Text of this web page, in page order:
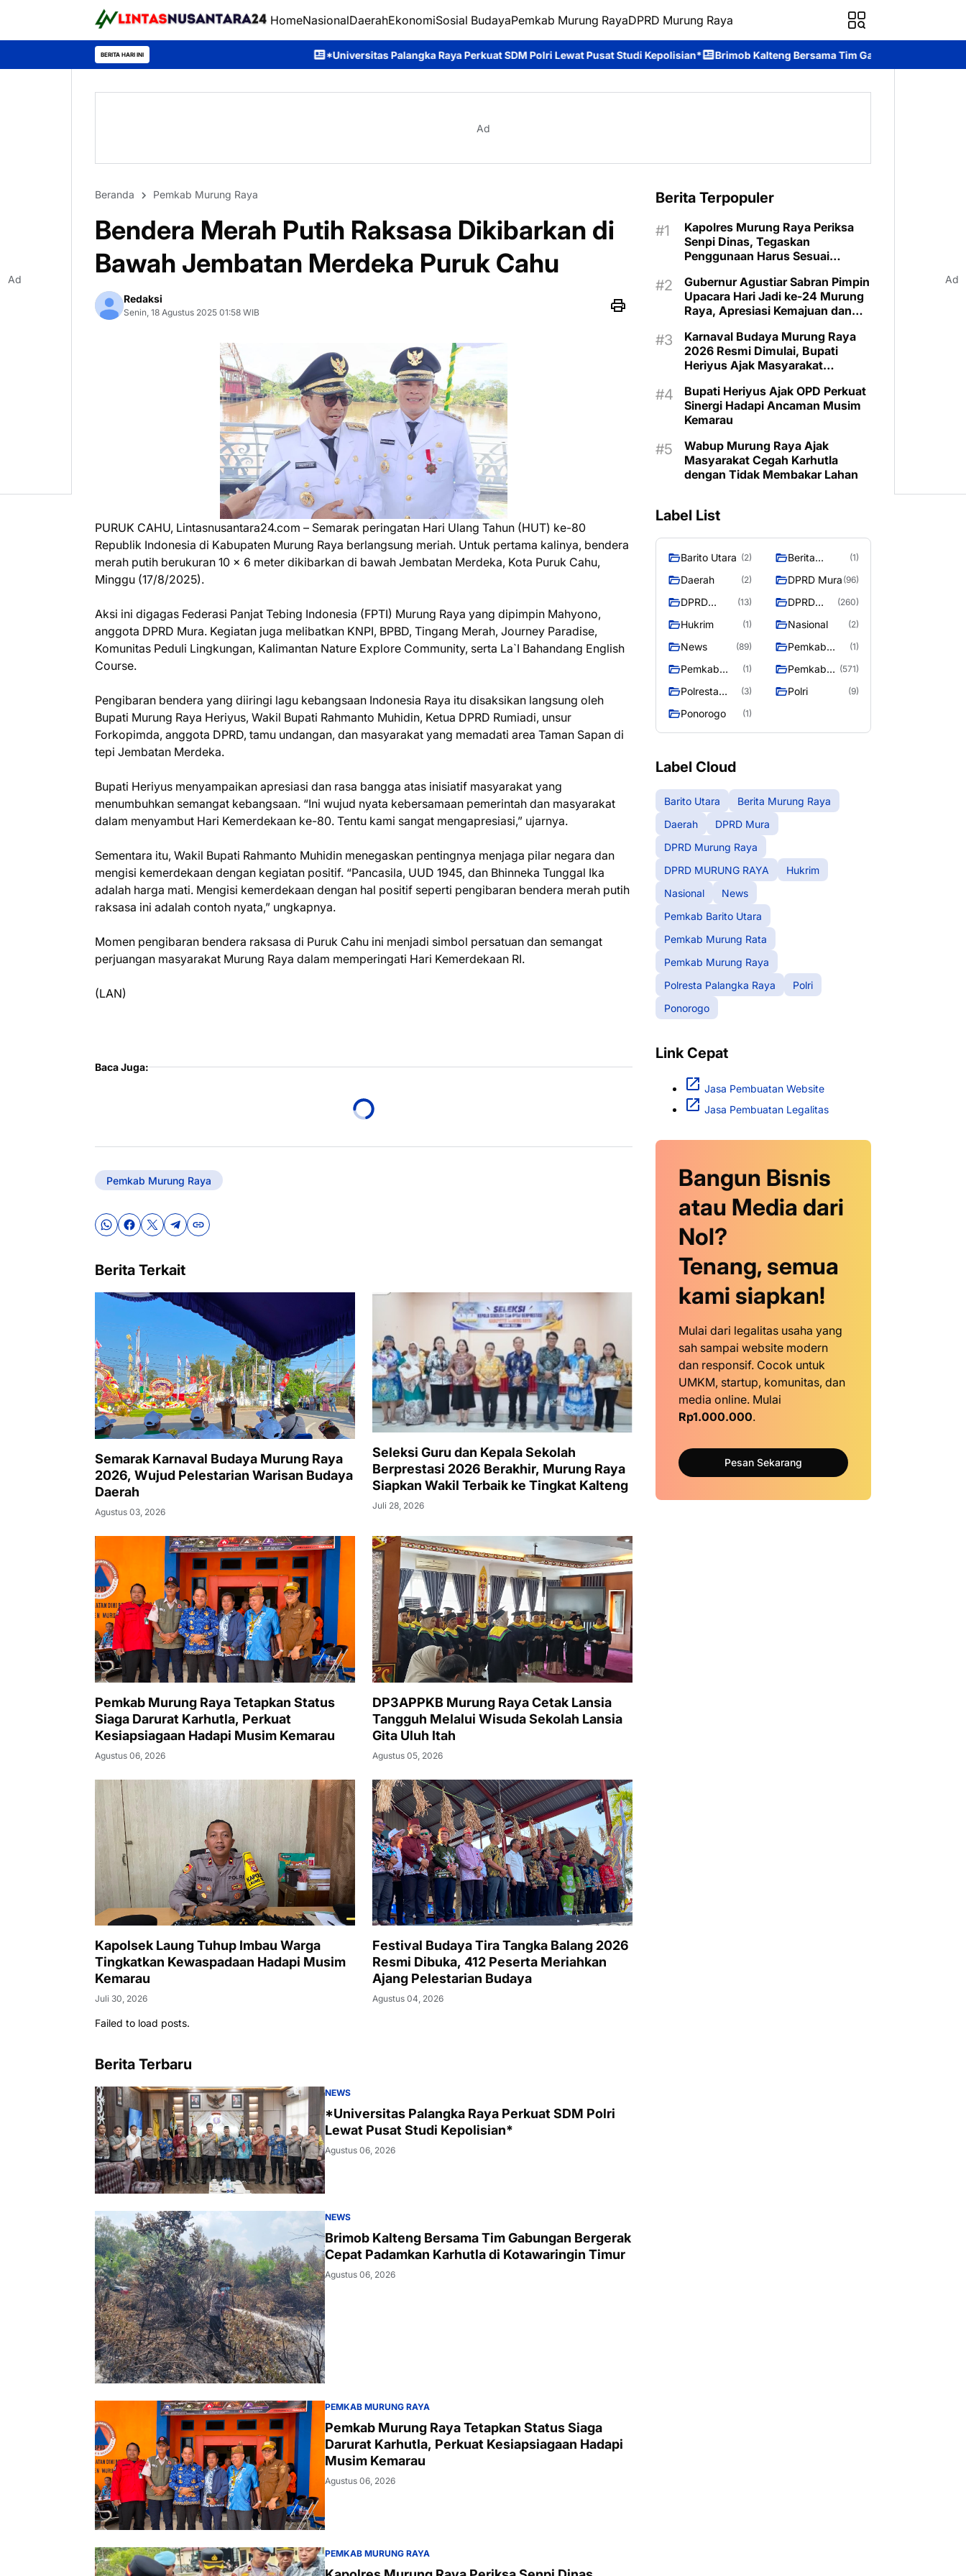
HomeNasionalDaerahEkonomiSosial BudayaPemkab Murung RayaDPRD Murung Raya
BERITA HARI INI *Universitas Palangka Raya Perkuat SDM Polri Lewat Pusat Studi Kepolisian* Brimob Kalteng Bersama Tim Gabungan Bergerak Cepat Padamkan
Ad
Beranda Pemkab Murung Raya
Bendera Merah Putih Raksasa Dikibarkan di
Bawah Jembatan Merdeka Puruk Cahu
Redaksi
Senin, 18 Agustus 2025 01:58 WIB
PURUK CAHU, Lintasnusantara24.com – Semarak peringatan Hari Ulang Tahun (HUT) ke-80
Republik Indonesia di Kabupaten Murung Raya berlangsung meriah. Untuk pertama kalinya, bendera
merah putih berukuran 10 x 6 meter dikibarkan di bawah Jembatan Merdeka, Kota Puruk Cahu,
Minggu (17/8/2025).
Aksi ini digagas Federasi Panjat Tebing Indonesia (FPTI) Murung Raya yang dipimpin Mahyono,
anggota DPRD Mura. Kegiatan juga melibatkan KNPI, BPBD, Tingang Merah, Journey Paradise,
Komunitas Peduli Lingkungan, Kalimantan Nature Explore Community, serta La`I Bahandang English
Course.
Pengibaran bendera yang diiringi lagu kebangsaan Indonesia Raya itu disaksikan langsung oleh
Bupati Murung Raya Heriyus, Wakil Bupati Rahmanto Muhidin, Ketua DPRD Rumiadi, unsur
Forkopimda, anggota DPRD, tamu undangan, dan masyarakat yang memadati area Taman Sapan di
tepi Jembatan Merdeka.
Bupati Heriyus menyampaikan apresiasi dan rasa bangga atas inisiatif masyarakat yang
menumbuhkan semangat kebangsaan. “Ini wujud nyata kebersamaan pemerintah dan masyarakat
dalam menyambut Hari Kemerdekaan ke-80. Tentu kami sangat mengapresiasi,” ujarnya.
Sementara itu, Wakil Bupati Rahmanto Muhidin menegaskan pentingnya menjaga pilar negara dan
mengisi kemerdekaan dengan kegiatan positif. “Pancasila, UUD 1945, dan Bhinneka Tunggal Ika
adalah harga mati. Mengisi kemerdekaan dengan hal positif seperti pengibaran bendera merah putih
raksasa ini adalah contoh nyata,” ungkapnya.
Momen pengibaran bendera raksasa di Puruk Cahu ini menjadi simbol persatuan dan semangat
perjuangan masyarakat Murung Raya dalam memperingati Hari Kemerdekaan RI.
(LAN)
Baca Juga:
Pemkab Murung Raya
Berita Terkait
Semarak Karnaval Budaya Murung Raya
2026, Wujud Pelestarian Warisan Budaya
Daerah
Agustus 03, 2026
Seleksi Guru dan Kepala Sekolah
Berprestasi 2026 Berakhir, Murung Raya
Siapkan Wakil Terbaik ke Tingkat Kalteng
Juli 28, 2026
Pemkab Murung Raya Tetapkan Status
Siaga Darurat Karhutla, Perkuat
Kesiapsiagaan Hadapi Musim Kemarau
Agustus 06, 2026
DP3APPKB Murung Raya Cetak Lansia
Tangguh Melalui Wisuda Sekolah Lansia
Gita Uluh Itah
Agustus 05, 2026
Kapolsek Laung Tuhup Imbau Warga
Tingkatkan Kewaspadaan Hadapi Musim
Kemarau
Juli 30, 2026
Festival Budaya Tira Tangka Balang 2026
Resmi Dibuka, 412 Peserta Meriahkan
Ajang Pelestarian Budaya
Agustus 04, 2026
Failed to load posts.
Berita Terbaru
NEWS
*Universitas Palangka Raya Perkuat SDM Polri
Lewat Pusat Studi Kepolisian*
Agustus 06, 2026
NEWS
Brimob Kalteng Bersama Tim Gabungan Bergerak
Cepat Padamkan Karhutla di Kotawaringin Timur
Agustus 06, 2026
PEMKAB MURUNG RAYA
Pemkab Murung Raya Tetapkan Status Siaga
Darurat Karhutla, Perkuat Kesiapsiagaan Hadapi
Musim Kemarau
Agustus 06, 2026
PEMKAB MURUNG RAYA
Berita Terpopuler
Kapolres Murung Raya Periksa
Senpi Dinas, Tegaskan
Penggunaan Harus Sesuai
Gubernur Agustiar Sabran Pimpin
Upacara Hari Jadi ke-24 Murung
Raya, Apresiasi Kemajuan dan
Karnaval Budaya Murung Raya
2026 Resmi Dimulai, Bupati
Heriyus Ajak Masyarakat
Bupati Heriyus Ajak OPD Perkuat
Sinergi Hadapi Ancaman Musim
Kemarau
Wabup Murung Raya Ajak
Masyarakat Cegah Karhutla
dengan Tidak Membakar Lahan
Label List
Barito Utara (2)
Berita
Raya
(1)
Daerah (2) DPRD Mura (96)
DPRD
Raya
(13)
DPRD
RAYA
(260)
Hukrim (1) Nasional (2)
News (89)
Pemkab
Barito Utara
(1)
Pemkab
(1)
Pemkab
Raya
(571)
Polresta
Raya
(3) Polri (9)
Ponorogo (1)
Label Cloud
Barito Utara
Berita Murung Raya
Daerah
DPRD Mura
DPRD Murung Raya
DPRD MURUNG RAYA
Hukrim
Nasional
News
Pemkab Barito Utara
Pemkab Murung Rata
Pemkab Murung Raya
Polresta Palangka Raya
Polri
Ponorogo
Link Cepat
Jasa Pembuatan Website
Jasa Pembuatan Legalitas
Bangun Bisnis
atau Media dari
Nol?
Tenang, semua
kami siapkan!
Mulai dari legalitas usaha yang
sah sampai website modern
dan responsif. Cocok untuk
UMKM, startup, komunitas, dan
media online. Mulai
Rp1.000.000.
Pesan Sekarang
Ad Ad